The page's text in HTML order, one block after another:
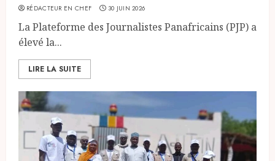
RÉDACTEUR EN CHEF 30 JUIN 2026
La Plateforme des Journalistes Panafricains (PJP) a
élevé la...
LIRE LA SUITE